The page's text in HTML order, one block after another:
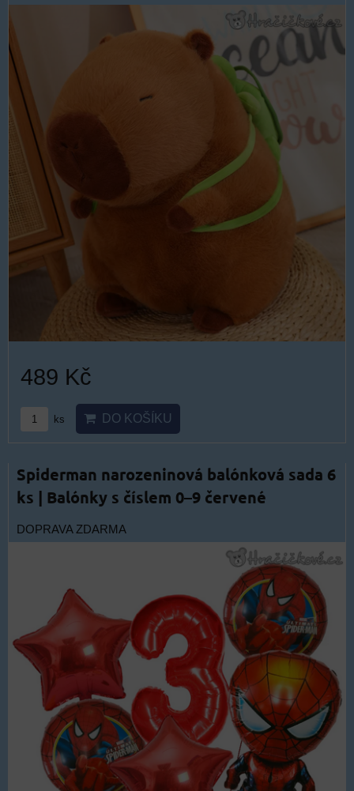
489 Kč
ks DO KOŠÍKU
Spiderman narozeninová balónková sada 6
ks | Balónky s číslem 0–9 červené
DOPRAVA ZDARMA